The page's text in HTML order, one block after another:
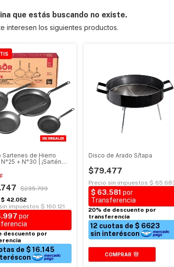
que estás buscando no existe.
interesen los siguientes productos.
Sartenes de Hierro
+ N°30 | ¡Sartén
$235.799
Disco de Arado S/tapa
$79.477
COMPRAR